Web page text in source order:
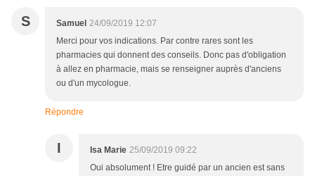
S Samuel 24/09/2019 12:07
Merci pour vos indications. Par contre rares sont les
pharmacies qui donnent des conseils. Donc pas d'obligation
à allez en pharmacie, mais se renseigner auprès d'anciens
ou d'un mycologue.
Répondre
I Isa Marie 25/09/2019 09:22
Oui absolument ! Etre guidé par un ancien est sans